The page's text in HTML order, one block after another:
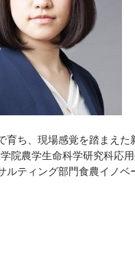
ち、現場感覚を踏まえた
院農学生命科学研究科応
ティング部門食農イノベ